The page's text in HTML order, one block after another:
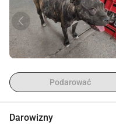
Podarować
Darowizny